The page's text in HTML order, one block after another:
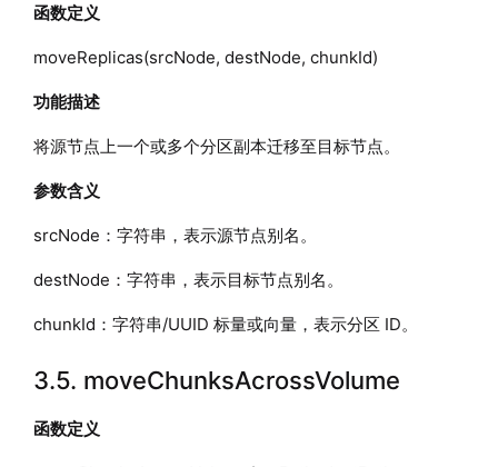
函数定义
moveReplicas(srcNode, destNode, chunkId)
功能描述
将源节点上一个或多个分区副本迁移至目标节点。
参数含义
srcNode：字符串，表示源节点别名。
destNode：字符串，表示目标节点别名。
chunkId：字符串/UUID 标量或向量，表示分区 ID。
3.5. moveChunksAcrossVolume
函数定义